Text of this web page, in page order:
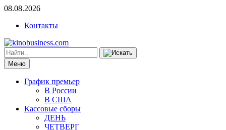
08.08.2026
Контакты
Меню
График премьер
В России
В США
Кассовые сборы
ДЕНЬ
ЧЕТВЕРГ